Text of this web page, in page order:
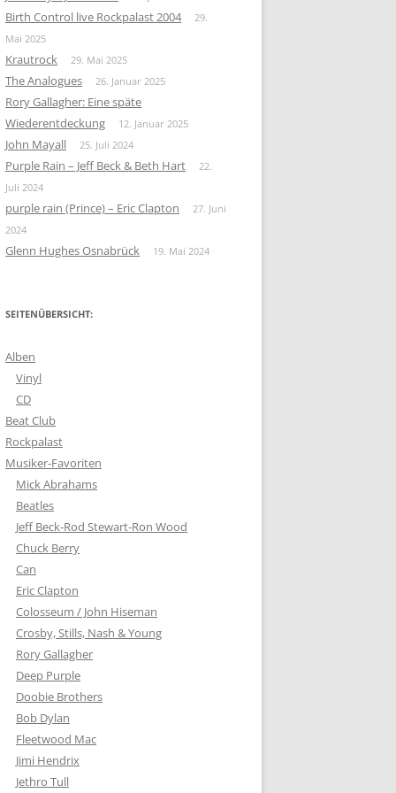
Birth Control live Rockpalast 2004
29.
Mai 2025
Krautrock 29. Mai 2025
The Analogues 26. Januar 2025
Rory Gallagher: Eine späte
Wiederentdeckung
12. Januar 2025
John Mayall 25. Juli 2024
Purple Rain – Jeff Beck & Beth Hart
22.
Juli 2024
purple rain (Prince) – Eric Clapton
27. Juni
2024
Glenn Hughes Osnabrück 19. Mai 2024
SEITENÜBERSICHT:
Alben
Vinyl
CD
Beat Club
Rockpalast
Musiker-Favoriten
Mick Abrahams
Beatles
Jeff Beck-Rod Stewart-Ron Wood
Chuck Berry
Can
Eric Clapton
Colosseum / John Hiseman
Crosby, Stills, Nash & Young
Rory Gallagher
Deep Purple
Doobie Brothers
Bob Dylan
Fleetwood Mac
Jimi Hendrix
Jethro Tull